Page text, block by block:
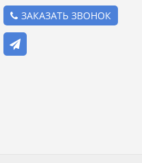
ЗАКАЗАТЬ ЗВОНОК